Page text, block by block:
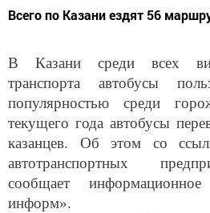
Всего по Казани ездят 56
В Казани среди всех
транспорта автобусы
популярностью среди
текущего года автобусы
казанцев. Об этом со
автотранспортных
сообщает
информ».